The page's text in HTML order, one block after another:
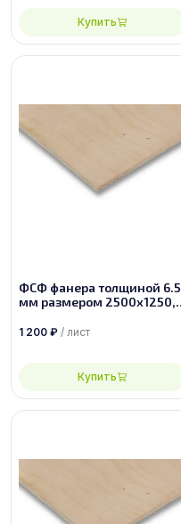
Купить
ФСФ фанера толщиной 6.5
мм размером 2500х1250,
1 200 ₽ / лист
Купить